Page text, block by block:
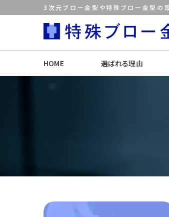
3次元ブロー金型や特殊ブロー金型の
HOME 選ばれる理由